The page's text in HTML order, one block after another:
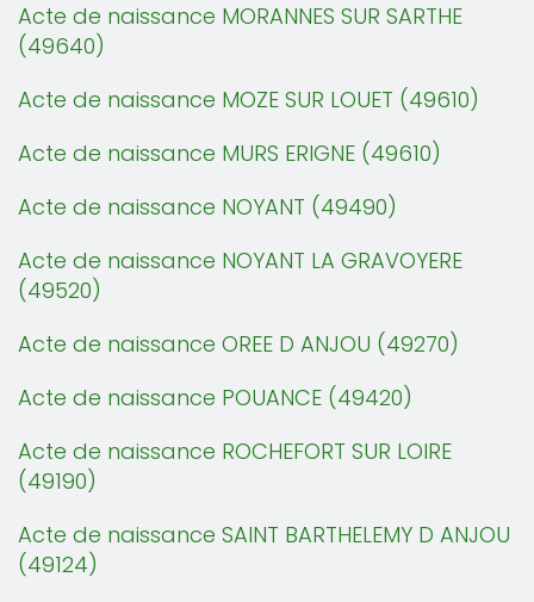
Acte de naissance MORANNES SUR SARTHE
(49640)
Acte de naissance MOZE SUR LOUET (49610)
Acte de naissance MURS ERIGNE (49610)
Acte de naissance NOYANT (49490)
Acte de naissance NOYANT LA GRAVOYERE
(49520)
Acte de naissance OREE D ANJOU (49270)
Acte de naissance POUANCE (49420)
Acte de naissance ROCHEFORT SUR LOIRE
(49190)
Acte de naissance SAINT BARTHELEMY D ANJOU
(49124)